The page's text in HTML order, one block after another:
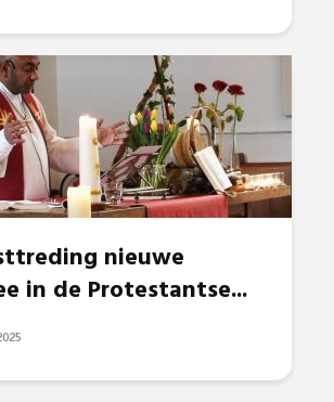
nieuwe
in de Protestantse...